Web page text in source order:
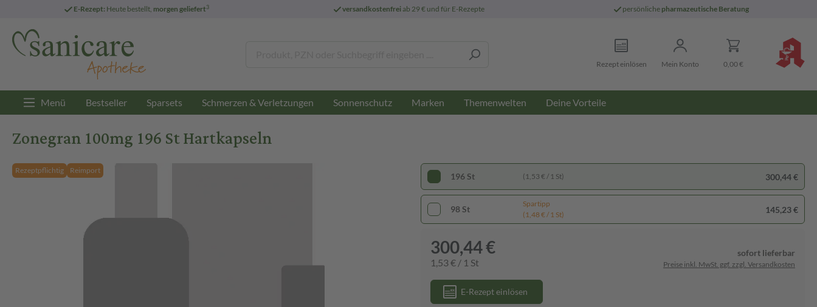
E-Rezept: Heute bestellt, morgen geliefert3 versandkostenfreiab 29 € und für E-Rezepte persönliche pharmazeutische Beratung
Rezept einlösen Mein Konto 0,00 €
Menü Bestseller Sparsets Schmerzen & Verletzungen Sonnenschutz Marken Themenwelten Deine Vorteile
Zonegran 100mg 196 St Hartkapseln
Rezeptpflichtig Reimport
196 St (1,53 € / 1 St) 300,44 €
98 St
Spartipp
(1,48 € / 1 St)
145,23 €
300,44 €
1,53 € / 1 St
sofort lieferbar
Preise inkl. MwSt. ggf. zzgl. Versandkosten
E-Rezept einlösen